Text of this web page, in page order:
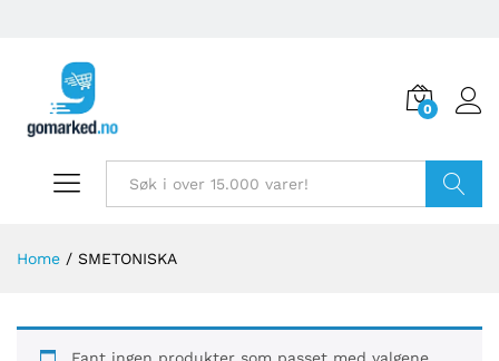
0
Home / SMETONISKA